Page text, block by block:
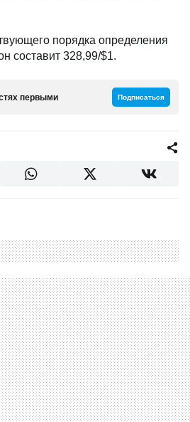
порядка определения
составит 328,99/$1.
первыми Подписаться